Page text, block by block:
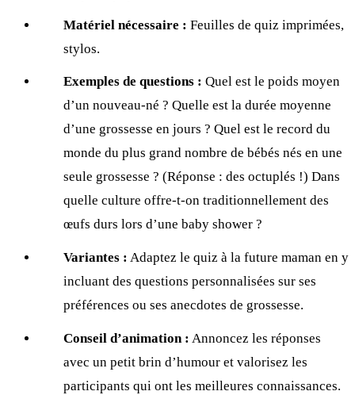
Matériel nécessaire : Feuilles de quiz imprimées,
stylos.
Exemples de questions : Quel est le poids moyen
d’un nouveau-né ? Quelle est la durée moyenne
d’une grossesse en jours ? Quel est le record du
monde du plus grand nombre de bébés nés en une
seule grossesse ? (Réponse : des octuplés !) Dans
quelle culture offre-t-on traditionnellement des
œufs durs lors d’une baby shower ?
Variantes : Adaptez le quiz à la future maman en y
incluant des questions personnalisées sur ses
préférences ou ses anecdotes de grossesse.
Conseil d’animation : Annoncez les réponses
avec un petit brin d’humour et valorisez les
participants qui ont les meilleures connaissances.